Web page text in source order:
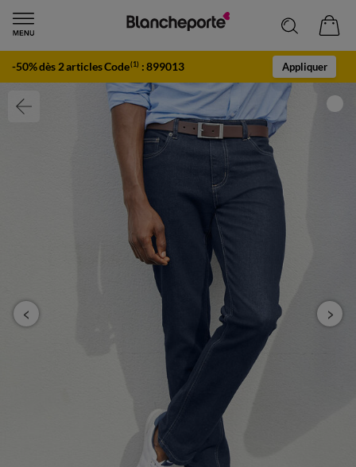
-50% dès 2 articles Code(1) :899013 Appliquer